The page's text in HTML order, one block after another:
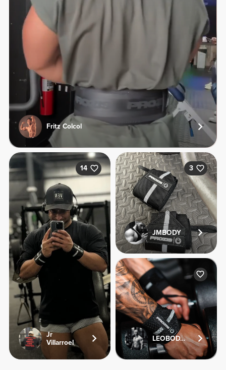
Fritz Colcol
14
Jr
Villarroel
3
JMBODY
LEOBODYFITNESS